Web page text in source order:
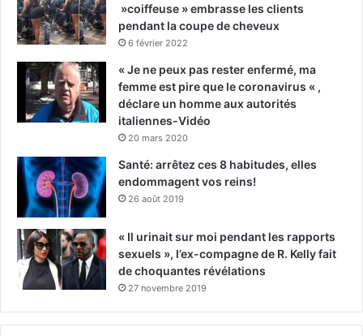
»coiffeuse » embrasse les clients
pendant la coupe de cheveux
6 février 2022
« Je ne peux pas rester enfermé, ma
femme est pire que le coronavirus « ,
déclare un homme aux autorités
italiennes-Vidéo
20 mars 2020
Santé: arrêtez ces 8 habitudes, elles
endommagent vos reins!
26 août 2019
« Il urinait sur moi pendant les rapports
sexuels », l’ex-compagne de R. Kelly fait
de choquantes révélations
27 novembre 2019